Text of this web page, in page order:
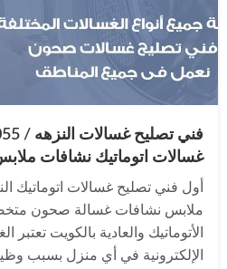
غسالات اتوماتيك نشافات
أول فني تصليح غسالات اتوماتيك
ملابس نشافات غسالة صحون
الأتوماتيك والعادية بالكويت
الإلكترونية في أي منزل بسبب